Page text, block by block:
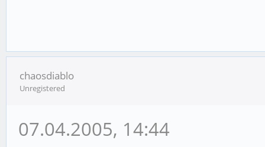
chaosdiablo
Unregistered
07.04.2005, 14:44